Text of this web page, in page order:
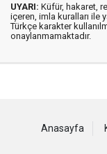
UYARI: Küfür, hakaret,
içeren, imla kuralları ile
Türkçe karakter
onaylanmamaktadır.
Anasayfa